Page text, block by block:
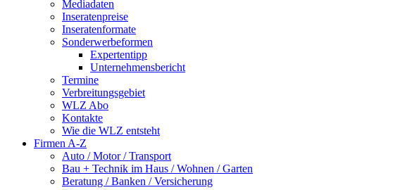
Mediadaten
Inseratenpreise
Inseratenformate
Sonderwerbeformen
Expertentipp
Unternehmensbericht
Termine
Verbreitungsgebiet
WLZ Abo
Kontakte
Wie die WLZ entsteht
Firmen A-Z
Auto / Motor / Transport
Bau + Technik im Haus / Wohnen / Garten
Beratung / Banken / Versicherung